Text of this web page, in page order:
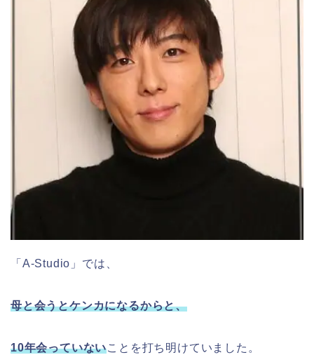
「A-Studio」では、
母と会うとケンカになるからと、
10年会っていないことを打ち明けていました。